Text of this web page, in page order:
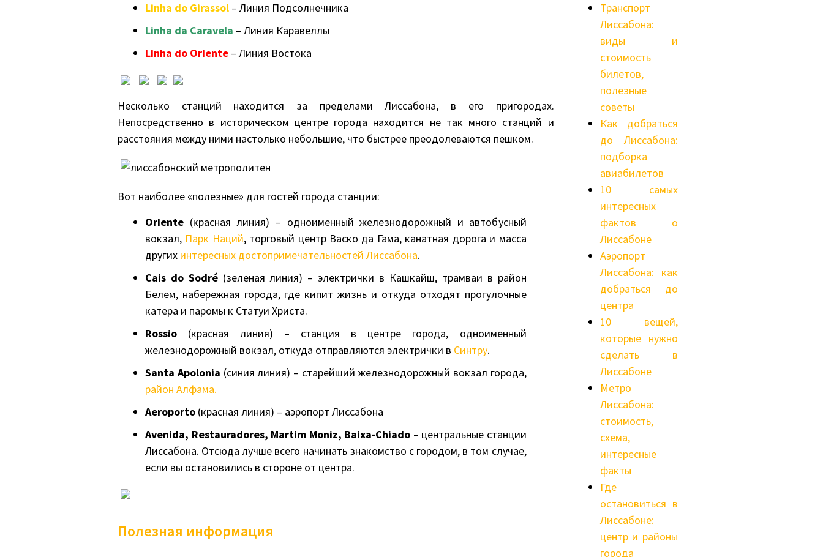
Linha do Girassol – Линия Подсолнечника
Linha da Caravela – Линия Каравеллы
Linha do Oriente – Линия Востока
Несколько станций находится за пределами Лиссабона, в его пригородах.
Непосредственно в историческом центре города находится не так много станций и
расстояния между ними настолько небольшие, что быстрее преодолеваются пешком.
Вот наиболее «полезные» для гостей города станции:
Oriente (красная линия) – одноименный железнодорожный и автобусный
вокзал, Парк Наций, торговый центр Васко да Гама, канатная дорога и масса
других интересных достопримечательностей Лиссабона.
Cais do Sodré(зеленая линия) – электрички в Кашкайш, трамваи в район
Белем, набережная города, где кипит жизнь и откуда отходят прогулочные
катера и паромы к Статуи Христа.
Rossio (красная линия) – станция в центре города, одноименный
железнодорожный вокзал, откуда отправляются электрички в Синтру.
Santa Apolonia (синия линия) – старейший железнодорожный вокзал города,
район Алфама.
Aeroporto (красная линия) – аэропорт Лиссабона
Avenida, Restauradores, Martim Moniz, Baixa-Chiado – центральные станции
Лиссабона. Отсюда лучше всего начинать знакомство с городом, в том случае,
если вы остановились в стороне от центра.
Полезная информация
Транспорт
Лиссабона:
виды и
стоимость
билетов,
полезные
советы
Как добраться
до Лиссабона:
подборка
авиабилетов
10 самых
интересных
фактов о
Лиссабоне
Аэропорт
Лиссабона: как
добраться до
центра
10 вещей,
которые нужно
сделать в
Лиссабоне
Метро
Лиссабона:
стоимость,
схема,
интересные
факты
Где
остановиться в
Лиссабоне:
центр и районы
города